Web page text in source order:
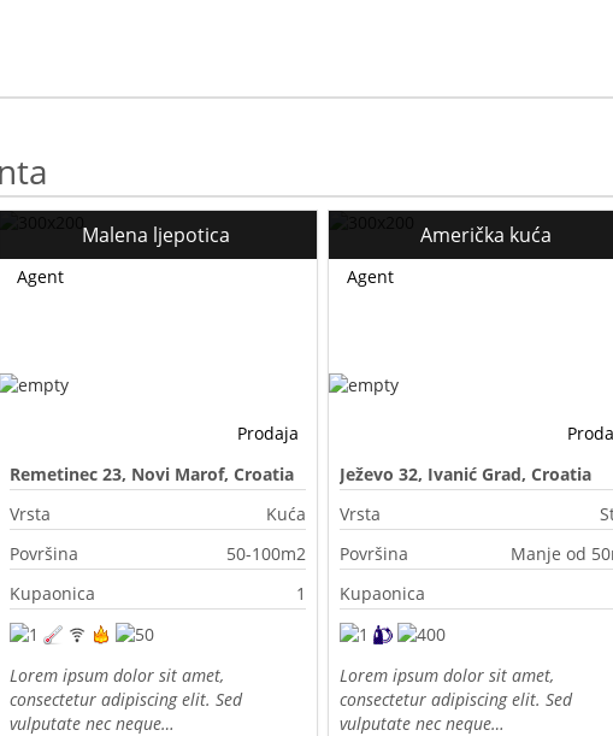
Malena ljepotica
Prodaja
Agent
Remetinec 23, Novi Marof, Croatia
Vrsta
Kuća
Površina
50-100m2
Kupaonica
1
Lorem ipsum dolor sit amet,
consectetur adipiscing elit. Sed
vulputate nec neque…
Američka kuća
Agent
Ježevo 32, Ivanić Grad, Croatia
Vrsta
Površina
Manje od
Kupaonica
Lorem ipsum dolor sit amet,
consectetur adipiscing elit. Sed
vulputate nec neque…